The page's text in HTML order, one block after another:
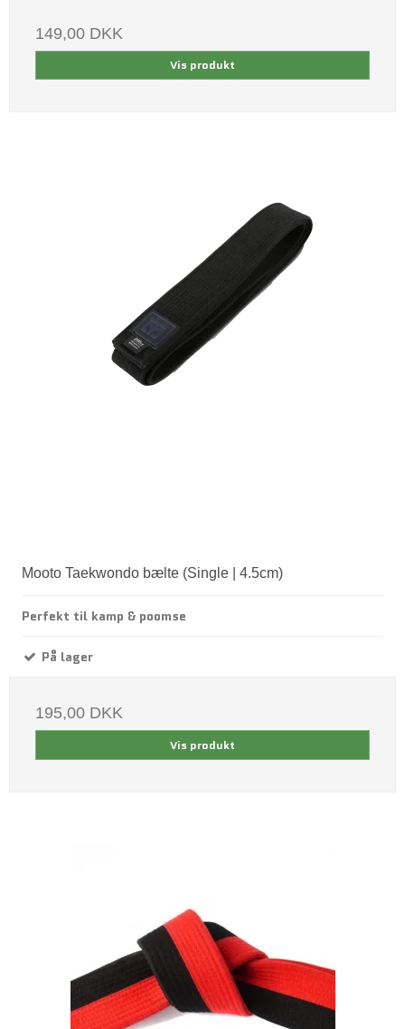
149,00 DKK
Vis produkt
Mooto Taekwondo bælte (Single | 4.5cm)
Perfekt til kamp & poomse
På lager
195,00 DKK
Vis produkt